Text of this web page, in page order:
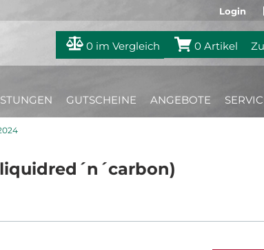
Login
0 im Vergleich 0 Artikel
GUTSCHEINE ANGEBOTE